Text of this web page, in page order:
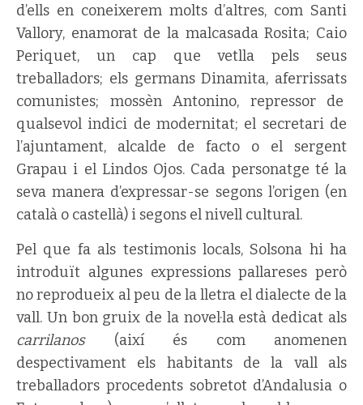
d’ells en coneixerem molts d’altres, com Santi
Vallory, enamorat de la malcasada Rosita; Caio
Periquet, un cap que vetlla pels seus
treballadors; els germans Dinamita, aferrissats
comunistes; mossèn Antonino, repressor de
qualsevol indici de modernitat; el secretari de
l’ajuntament, alcalde de facto o el sergent
Grapau i el Lindos Ojos. Cada personatge té la
seva manera d’expressar-se segons l’origen (en
català o castellà) i segons el nivell cultural.
Pel que fa als testimonis locals, Solsona hi ha
introduït algunes expressions pallareses però
no reprodueix al peu de la lletra el dialecte de la
vall. Un bon gruix de la novel·la està dedicat als
carrilanos (així és com anomenen
despectivament els habitants de la vall als
treballadors procedents sobretot d’Andalusia o